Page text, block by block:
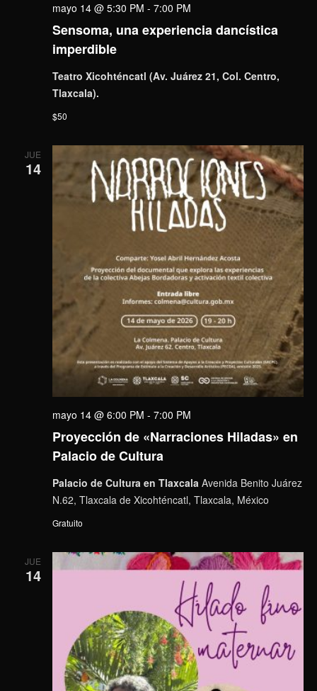
Sensoma, una experiencia dancística
imperdible
mayo 14 @ 5:30 PM - 7:00 PM
Teatro Xicohténcatl (Av. Juárez 21, Col. Centro,
Tlaxcala).
$50
JUE
14
Proyección de «Narraciones Hiladas» en
Palacio de Cultura
mayo 14 @ 6:00 PM - 7:00 PM
Palacio de Cultura en Tlaxcala Avenida Benito Juárez
N.62, Tlaxcala de Xicohténcatl, Tlaxcala, México
Gratuito
JUE
14